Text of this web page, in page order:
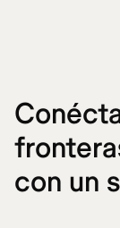
con un